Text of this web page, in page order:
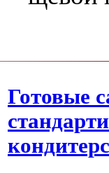
Готовые